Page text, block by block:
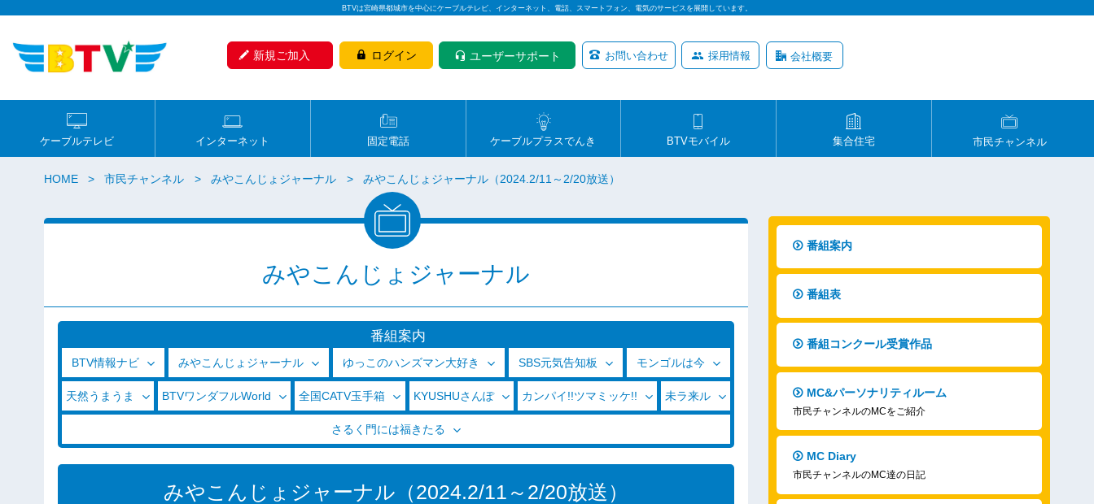
BTVは宮崎県都城市を中心にケーブルテレビ、インターネット、電話、スマートフォン、電気のサービスを展開しています。
新規ご加入 ログイン ユーザーサポート お問い合わせ 採用情報 会社概要
ケーブルテレビ インターネット 固定電話 ケーブルプラスでんき BTVモバイル 集合住宅 市民チャンネル
HOME 市民チャンネル みやこんじょジャーナル みやこんじょジャーナル（2024.2/11～2/20放送）
みやこんじょジャーナル
番組案内
BTV情報ナビ みやこんじょジャーナル ゆっこのハンズマン大好き SBS元気告知板 モンゴルは今
天然うまうま BTVワンダフルWorld 全国CATV玉手箱 KYUSHUさんぽ カンパイ!!ツマミッケ!! 未ラ来ル
さるく門には福きたる
みやこんじょジャーナル（2024.2/11～2/20放送）
番組案内
番組表
番組コンクール受賞作品
MC&パーソナリティルーム
市民チャンネルのMCをご紹介
MC Diary
市民チャンネルのMC達の日記